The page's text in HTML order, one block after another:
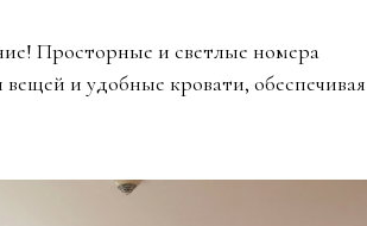
Просторные и светлые номера
и удобные кровати, обеспечивая